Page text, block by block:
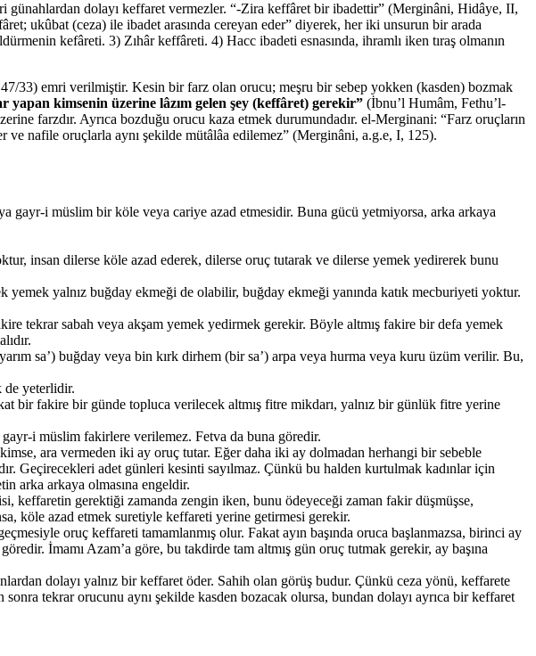
dolayı keffaret vermezler. “-Zira keffâret bir ibadettir” (Merginâni, Hidâye, II,
ukûbat (ceza) ile ibadet arasında cereyan eder” diyerek, her iki unsurun bir arada
kefâreti. 3) Zıhâr keffâreti. 4) Hacc ibadeti esnasında, ihramlı iken tıraş olmanın
33) emri verilmiştir. Kesin bir farz olan orucu; meşru bir sebep yokken (kasden) bozmak
yapan kimsenin üzerine lâzım gelen şey (keffâret) gerekir” (İbnu’l Humâm, Fethu’l-
farzdır. Ayrıca bozduğu orucu kaza etmek durumundadır. el-Merginani: “Farz oruçların
nafile oruçlarla aynı şekilde mütâlâa edilemez” (Merginâni, a.g.e, I, 125).
gayr-i müslim bir köle veya cariye azad etmesidir. Buna gücü yetmiyorsa, arka arkaya
insan dilerse köle azad ederek, dilerse oruç tutarak ve dilerse yemek yedirerek bunu
yalnız buğday ekmeği de olabilir, buğday ekmeği yanında katık mecburiyeti yoktur.
tekrar sabah veya akşam yemek yedirmek gerekir. Böyle altmış fakire bir defa yemek
sa’) buğday veya bin kırk dirhem (bir sa’) arpa veya hurma veya kuru üzüm verilir. Bu,
de yeterlidir.
bir fakire bir günde topluca verilecek altmış fitre mikdarı, yalnız bir günlük fitre yerine
i müslim fakirlere verilemez. Fetva da buna göredir.
ara vermeden iki ay oruç tutar. Eğer daha iki ay dolmadan herhangi bir sebeble
Geçirecekleri adet günleri kesinti sayılmaz. Çünkü bu halden kurtulmak kadınlar için
arka arkaya olmasına engeldir.
keffaretin gerektiği zamanda zengin iken, bunu ödeyeceği zaman fakir düşmüşse,
köle azad etmek suretiyle keffareti yerine getirmesi gerekir.
oruç keffareti tamamlanmış olur. Fakat ayın başında oruca başlanmazsa, birinci ay
İmamı Azam’a göre, bu takdirde tam altmış gün oruç tutmak gerekir, ay başına
dolayı yalnız bir keffaret öder. Sahih olan görüş budur. Çünkü ceza yönü, keffarete
tekrar orucunu aynı şekilde kasden bozacak olursa, bundan dolayı ayrıca bir keffaret